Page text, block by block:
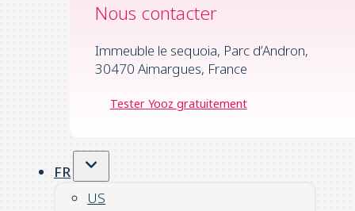
Nous contacter
Immeuble le sequoia, Parc d’Andron,
30470 Aimargues, France
Tester Yooz gratuitement
FR
US